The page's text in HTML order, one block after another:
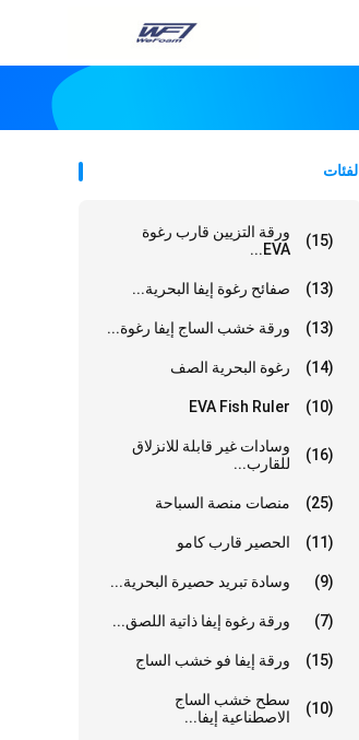
الفئات
ورقة التزيين قارب رغوة
EVA...
(15)
صفائح رغوة إيفا البحرية... (13)
ورقة خشب الساج إيفا رغوة... (13)
رغوة البحرية الصف (14)
EVA Fish Ruler (10)
وسادات غير قابلة للانزلاق
للقارب...
(16)
منصات منصة السباحة (25)
الحصير قارب كامو (11)
وسادة تبريد حصيرة البحرية... (9)
ورقة رغوة إيفا ذاتية اللصق... (7)
ورقة إيفا فو خشب الساج (15)
سطح خشب الساج
الاصطناعية إيفا...
(10)